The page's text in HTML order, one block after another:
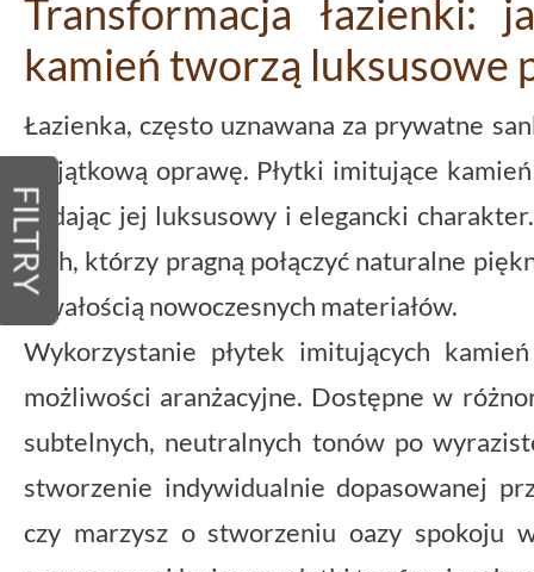
FILTRY
Transformacja łazienki:
kamień tworzą luksusowe
Łazienka, często uznawana za prywatne
wyjątkową oprawę. Płytki imitujące
nadając jej luksusowy i elegancki
tych, którzy pragną połączyć naturalne
trwałością nowoczesnych materiałów.
Wykorzystanie płytek imitujących
możliwości aranżacyjne. Dostępne w
subtelnych, neutralnych tonów po
stworzenie indywidualnie dopasowanej
czy marzysz o stworzeniu oazy spokoju